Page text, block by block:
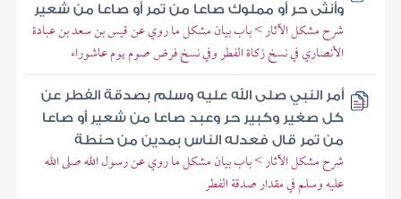
وأنثى حر أو مملوك صاعا من تمر أو صاعا من شعير
شرح مشكل الآثار > باب بيان مشكل ما روي عن قيس بن سعد بن عبادة
الأنصاري في نسخ زكاة الفطر وفي نسخ فرض صوم يوم عاشوراء
أمر النبي صلى الله عليه وسلم بصدقة الفطر عن
كل صغير وكبير حر وعبد صاعا من شعير أو صاعا
من تمر قال فعدله الناس بمدين من حنطة
شرح مشكل الآثار > باب بيان مشكل ما روي عن رسول الله صلى الله
عليه وسلم في مقدار صدقة الفطر